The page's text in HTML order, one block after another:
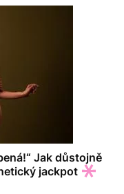
Jak důstojně
jackpot